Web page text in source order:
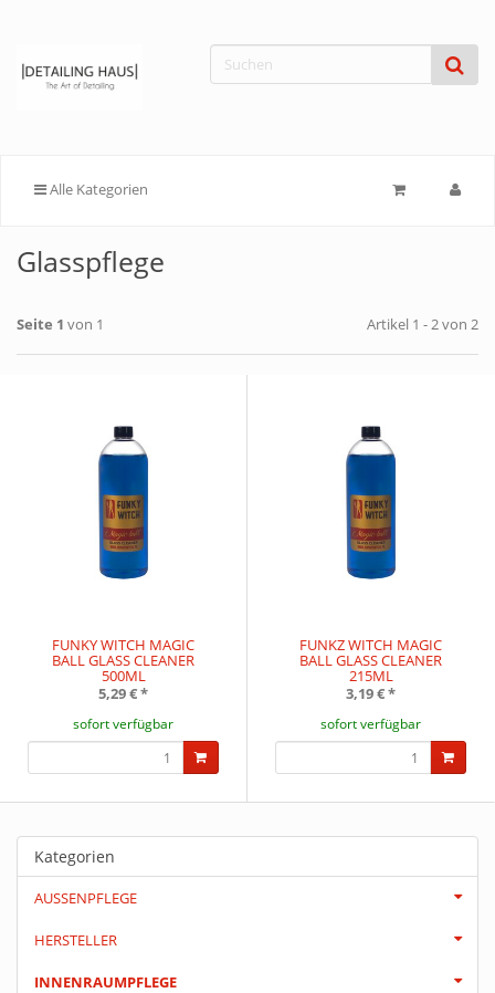
Alle Kategorien
Glasspflege
Seite 1 von 1 Artikel 1 - 2 von 2
FUNKY WITCH MAGIC
BALL GLASS CLEANER
500ML
5,29 €*
sofort verfügbar
FUNKZ WITCH MAGIC
BALL GLASS CLEANER
215ML
3,19 €*
sofort verfügbar
Kategorien
AUSSENPFLEGE
HERSTELLER
INNENRAUMPFLEGE